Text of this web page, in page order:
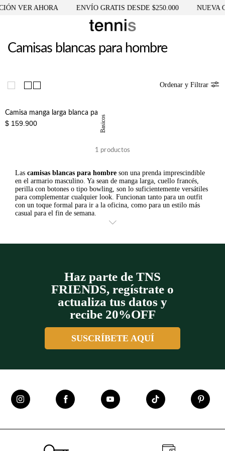
VER AHORA ENVÍO GRATIS DESDE $250.000 NUEVA
Camisas blancas para hombre
Ordenar y Filtrar
Basicos
+
Camisa manga larga blanca para hombre
$ 159.900
1 productos
Las camisas blancas para hombre son una prenda imprescindible
en el armario masculino. Ya sean de manga larga, cuello francés,
perilla con botones o tipo bowling, son lo suficientemente versátiles
para complementar cualquier look. Funcionan tanto para un outfit
con un toque formal para ir a la oficina, como para un estilo más
casual para el fin de semana.
Haz parte de TNS
FRIENDS, regístrate o
actualiza tus datos y
recibe 20%OFF
SUSCRÍBETE AQUÍ